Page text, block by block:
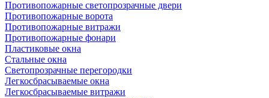
Противопожарные светопрозрачные двери
Противопожарные ворота
Противопожарные витражи
Противопожарные фонари
Пластиковые окна
Стальные окна
Светопрозрачные перегородки
Легкосбрасываемые окна
Легкосбрасываемые витражи